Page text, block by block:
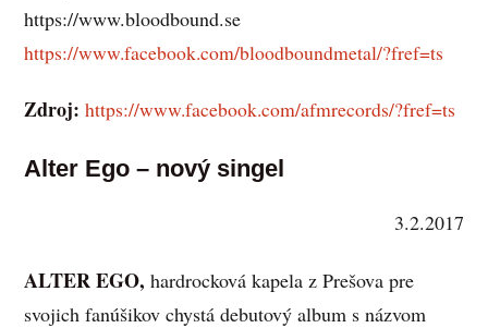
https://www.bloodbound.se
https://www.facebook.com/bloodboundmetal/?fref=ts
Zdroj: https://www.facebook.com/afmrecords/?fref=ts
Alter Ego – nový singel
3.2.2017
ALTER EGO, hardrocková kapela z Prešova pre
svojich fanúšikov chystá debutový album s názvom